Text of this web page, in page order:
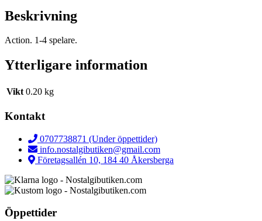
Beskrivning
Action. 1-4 spelare.
Ytterligare information
Vikt 0.20 kg
Kontakt
0707738871 (Under öppettider)
info.nostalgibutiken@gmail.com
Företagsallén 10, 184 40 Åkersberga
Öppettider